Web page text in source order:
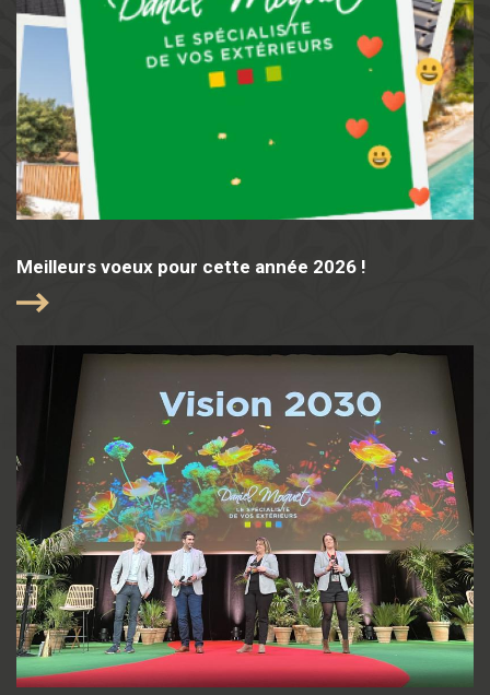
Meilleurs voeux pour cette année 2026 !